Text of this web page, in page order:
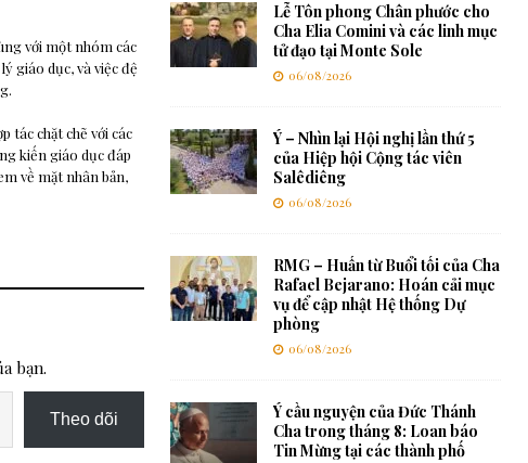
với một nhóm các
giáo dục, và việc đệ
tác chặt chẽ với các
kiến giáo dục đáp
về mặt nhân bản,
bạn.
Theo dõi
Lễ Tôn phong Chân phước cho
Cha Elia Comini và các linh mục
tử đạo tại Monte Sole
06/08/2026
Ý – Nhìn lại Hội nghị lần thứ 5
của Hiệp hội Cộng tác viên
Salêdiêng
06/08/2026
RMG – Huấn từ Buổi tối của Cha
Rafael Bejarano: Hoán cải mục
vụ để cập nhật Hệ thống Dự
phòng
06/08/2026
Ý cầu nguyện của Đức Thánh
Cha trong tháng 8: Loan báo
Tin Mừng tại các thành phố